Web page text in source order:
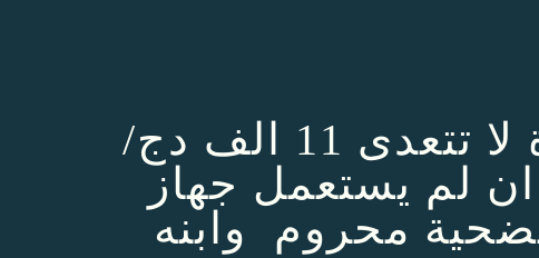
سونلغاز تقطع عليه الكهرباء والغاز بسبب فاتورة لا تتعدى 11 الف دج/
لم يستعمل جهاز
12 مليار يصبح الضحية محروم وابنه